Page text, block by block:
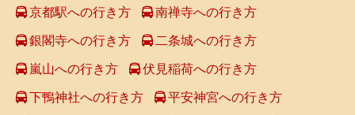
京都駅への行き方 南禅寺への行き方
銀閣寺への行き方 二条城への行き方
嵐山への行き方 伏見稲荷への行き方
下鴨神社への行き方 平安神宮への行き方